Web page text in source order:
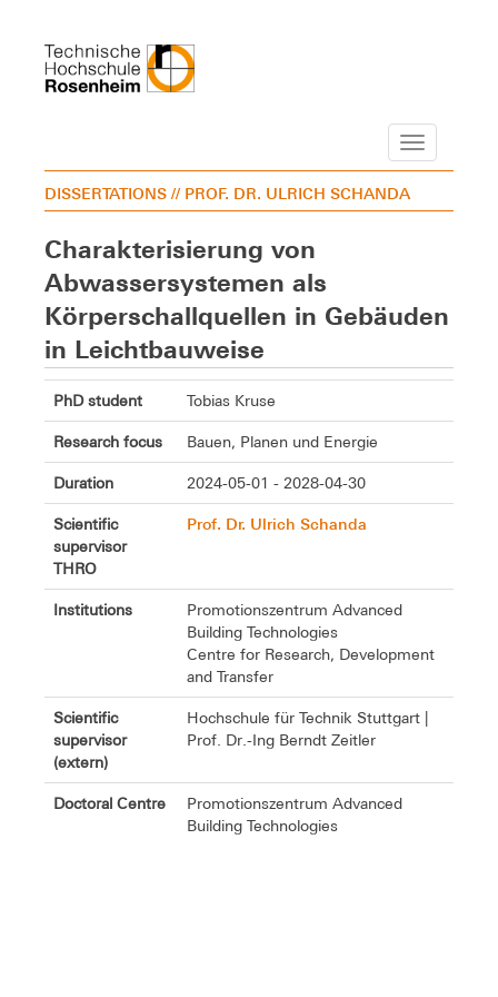
Navigation
DISSERTATIONS // PROF. DR. ULRICH SCHANDA
Charakterisierung von
Abwassersystemen als
Körperschallquellen in Gebäuden
in Leichtbauweise
PhD student Tobias Kruse
Research focus Bauen, Planen und Energie
Duration 2024-05-01 - 2028-04-30
Scientific
supervisor
THRO
Prof. Dr. Ulrich Schanda
Institutions
Promotionszentrum Advanced
Building Technologies
Centre for Research, Development
and Transfer
Scientific
supervisor
(extern)
Hochschule für Technik Stuttgart |
Prof. Dr.-Ing Berndt Zeitler
Doctoral Centre
Promotionszentrum Advanced
Building Technologies